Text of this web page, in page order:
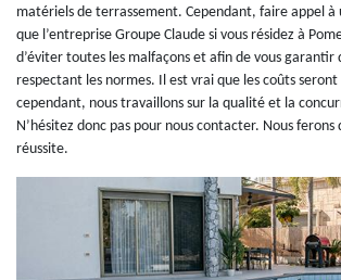
matériels de terrassement. Cependant, faire appel à
que l’entreprise Groupe Claude si vous résidez à
d’éviter toutes les malfaçons et afin de vous garantir
respectant les normes. Il est vrai que les coûts seront
cependant, nous travaillons sur la qualité et la
N’hésitez donc pas pour nous contacter. Nous
réussite.